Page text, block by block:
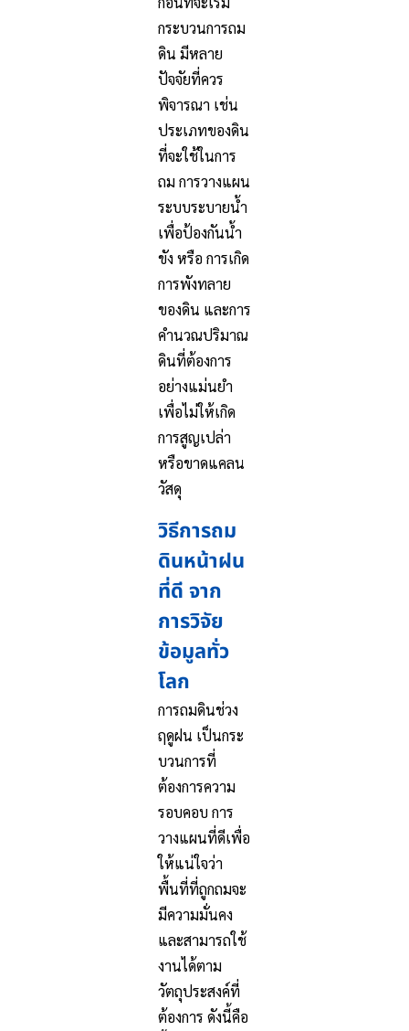
กระบวนการถม
ดิน มีหลาย
ปัจจัยที่ควร
พิจารณา เช่น
ประเภทของดิน
ที่จะใช้ในการ
ถม การวางแผน
ระบบระบายน้ำ
เพื่อป้องกันน้ำ
ขัง หรือ การเกิด
การพังทลาย
ของดิน และการ
คำนวณปริมาณ
ดินที่ต้องการ
อย่างแม่นยำ
เพื่อไม่ให้เกิด
การสูญเปล่า
หรือขาดแคลน
วัสดุ
วิธีการถม
ดินหน้าฝน
ที่ดี จาก
การวิจัย
ข้อมูลทั่ว
โลก
การถมดินช่วง
ฤดูฝน เป็นกระ
บวนการที่
ต้องการความ
รอบคอบ การ
วางแผนที่ดีเพื่อ
ให้แน่ใจว่า
พื้นที่ที่ถูกถมจะ
มีความมั่นคง
และสามารถใช้
งานได้ตาม
วัตถุประสงค์ที่
ต้องการ ดังนี้คือ